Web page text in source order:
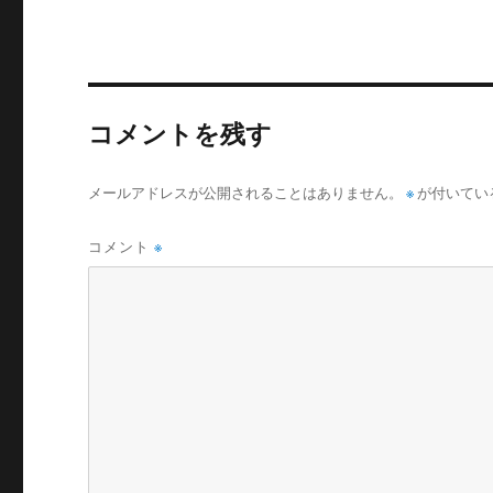
コメントを残す
メールアドレスが公開されることはありません。 ※ が付いて
コメント※